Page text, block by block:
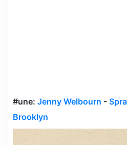
#une: Jenny Welbourn -
Brooklyn